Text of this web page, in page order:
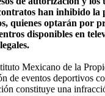
han inhibido la
quienes optarán por
disponibles en
Mexicano de la
de eventos deportivos
constituye una